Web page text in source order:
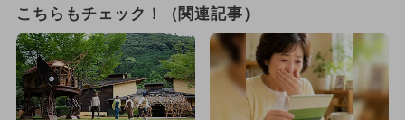
こちらもチェック！（関連記事）